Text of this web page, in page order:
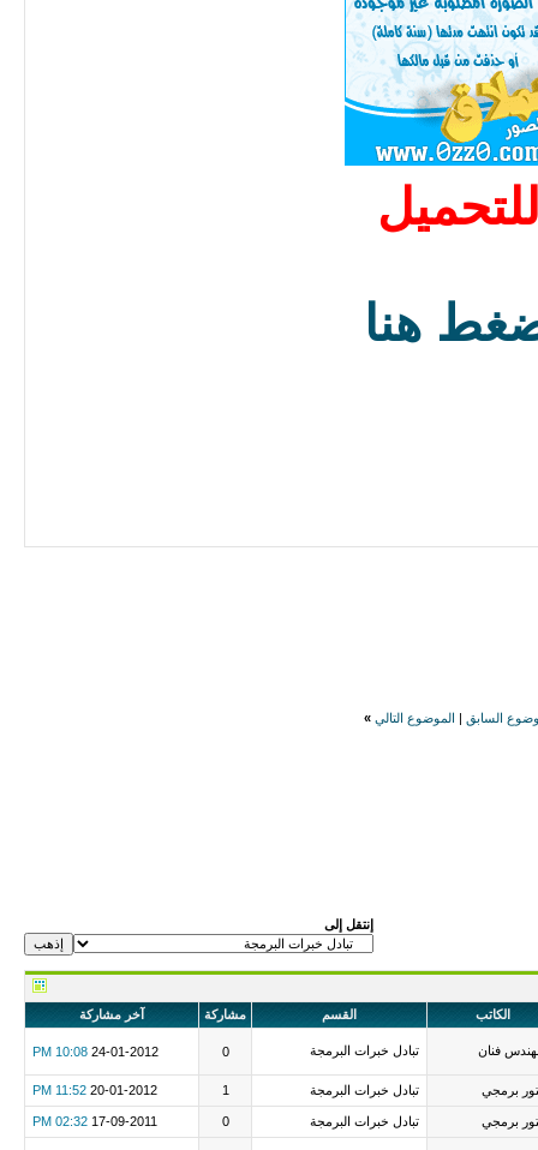
هنا
السابق الموضوع التالي »
إنتقل إلى
الكاتب القسم مشاركة آخر مشاركة
فنان تبادل خبرات البرمجة 0
24-01-2012
10:08 PM
برمجي تبادل خبرات البرمجة 1
20-01-2012
11:52 PM
برمجي تبادل خبرات البرمجة 0
17-09-2011
02:32 PM